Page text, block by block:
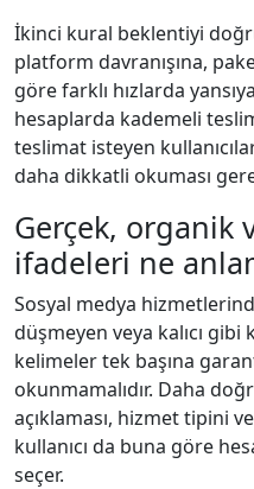
İkinci kural beklentiyi
platform davranışına,
göre farklı hızlarda
hesaplarda kademeli
teslimat isteyen
daha dikkatli okuması
Gerçek, organik
ifadeleri ne
Sosyal medya
düşmeyen veya kalıcı gibi
kelimeler tek başına
okunmamalıdır. Daha
açıklaması, hizmet tipini
kullanıcı da buna göre
seçer.